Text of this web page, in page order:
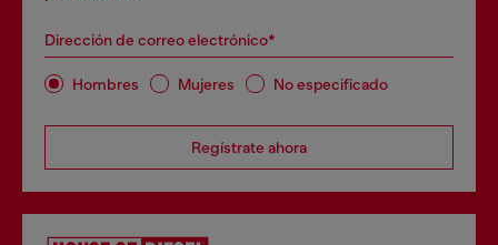
Dirección de correo electrónico*
Hombres Mujeres No especificado
Regístrate ahora